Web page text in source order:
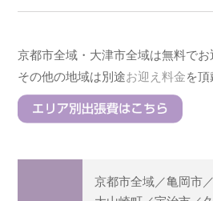
京都市全域・大津市全域は無料で
その他の地域は別途お迎え料金を頂
京都市全域／亀岡市